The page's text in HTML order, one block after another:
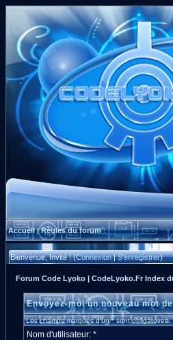
Accueil|Règles du forum
Bienvenue, Invité ! (Connexion|S'enregistrer)
Forum Code Lyoko | CodeLyoko.Fr Index
Envoyez-moi un nouveau mot
Les champs marqués d'un * sont obligatoires.
Nom d'utilisateur: *